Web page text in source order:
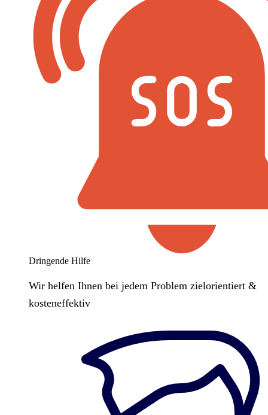
Dringende Hilfe
Wir helfen Ihnen bei jedem Problem zielorientiert &
kosteneffektiv